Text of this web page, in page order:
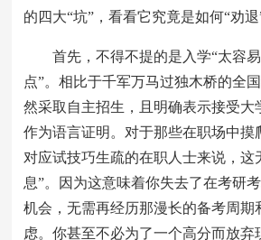
的四大“坑”，看看它究竟是如何“劝退
首先，不得不提的是入学“太容易
点”。相比于千军万马过独木桥的全
然采取自主招生，且明确表示接受大
作为语言证明。对于那些在职场中摸
对应试技巧生疏的在职人士来说，这
息”。因为这意味着你失去了在考研
机会，无需再经历那漫长的备考周期
虑。你甚至不必为了一个高分而放弃